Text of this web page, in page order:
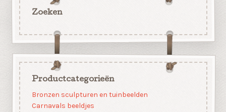
Zoeken
Productcategorieën
Bronzen sculpturen en tuinbeelden
Carnavals beeldjes